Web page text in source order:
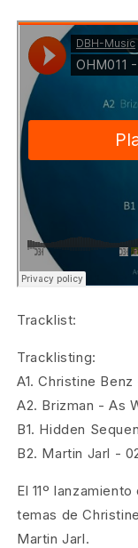
Series]
Tracklist:
Tracklisting:
A1. Christine
A2. Brizman - As
B1. Hidden
B2. Martin Jarl -
El 11º
temas de
Martin Jarl.